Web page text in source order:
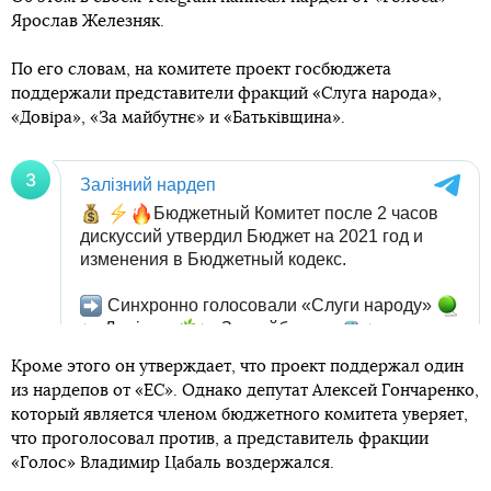
Ярослав Железняк.
По его словам, на комитете проект госбюджета
поддержали представители фракций «Слуга народа»,
«Довіра», «За майбутнє» и «Батьківщина».